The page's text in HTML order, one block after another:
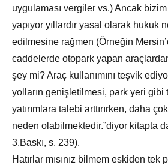
uygulaması vergiler vs.) Ancak
yapıyor yıllardır yasal olarak hukuk
edilmesine rağmen (Örneğin
caddelerde otopark yapan
şey mi? Araç kullanımını teşvik
yolların genişletilmesi, park yeri gibi
yatırımlara talebi arttırırken, daha
neden olabilmektedir.”diyor kitapta
3.Baskı, s. 239).
Hatırlar mısınız bilmem eskiden tek